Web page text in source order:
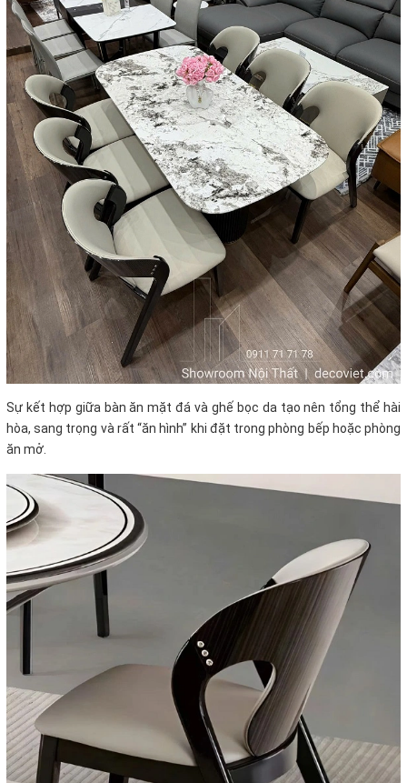
Sự kết hợp giữa bàn ăn mặt đá và ghế bọc da tạo nên tổng thể hài
hòa, sang trọng và rất “ăn hình” khi đặt trong phòng bếp hoặc phòng
ăn mở.